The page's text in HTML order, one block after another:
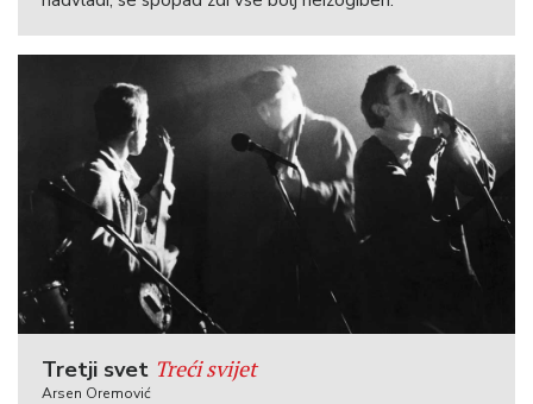
Tretji svet Treći svijet
Arsen Oremović